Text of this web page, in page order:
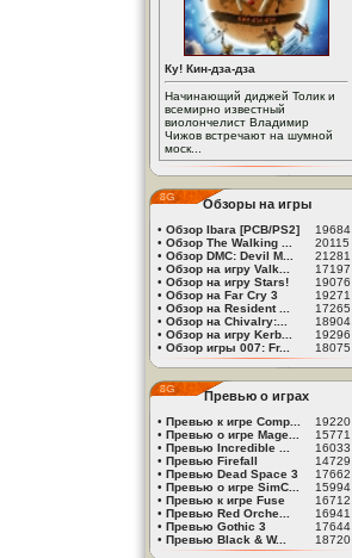
Ку! Кин-дза-дза
Начинающий диджей Толик и
всемирно известный
виолончелист Владимир
Чижов встречают на шумной
моск...
Обзоры на игры
• Обзор Ibara [PCB/PS2]
19684
• Обзор The Walking ...
20115
• Обзор DMC: Devil M...
21281
• Обзор на игру Valk...
17197
• Обзор на игру Stars!
19076
• Обзор на Far Cry 3
19271
• Обзор на Resident ...
17265
• Обзор на Chivalry:...
18904
• Обзор на игру Kerb...
19296
• Обзор игры 007: Fr... 18075
Превью о играх
• Превью к игре Comp...
19220
• Превью о игре Mage...
15771
• Превью Incredible ...
16033
• Превью Firefall
14729
• Превью Dead Space 3
17662
• Превью о игре SimC...
15994
• Превью к игре Fuse
16712
• Превью Red Orche...
16941
• Превью Gothic 3
17644
• Превью Black & W... 18720